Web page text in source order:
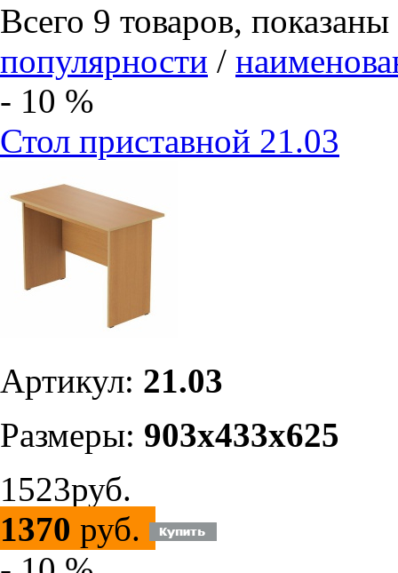
Всего 9 товаров,
популярности /
- 10 %
Стол приставной 21.03
Артикул: 21.03
Размеры: 903х433х625
1523руб.
1370 руб.